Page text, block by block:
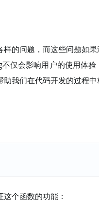
的问题，而这些问题如
仅会影响用户的使用体
我们在代码开发的过程
个函数的功能：